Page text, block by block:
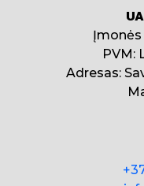
Įmonės
PVM:
Adresas: